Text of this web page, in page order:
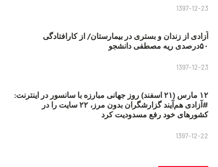
1397-12-23
آزادی از زندان و بستری در بیمارستان/ از کارافتادگی
۵۰درصدی ریه مصطفی دانشجو
1397-12-23
۱۲ مارس (۲۱ اسفند) روز جهانی مبارزه با سانسور در اینترنت:
#آزادی هم‌آیند گزارشگران‌ بدون مرز، ۲۲ سایت را در
کشورهای خود رفع مسدودیت کرد
1397-12-22